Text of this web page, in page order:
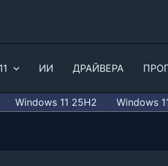
ИИ ДРАЙВЕРА
Windows 11 25H2 Windows